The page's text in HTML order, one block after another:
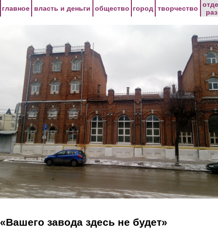
главное власть и деньги общество город творчество
«Вашего завода здесь не будет»